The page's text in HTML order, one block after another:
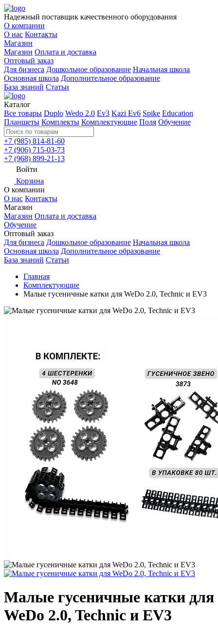
Надежный поставщик качественного оборудования
О компании
О нас Контакты
Магазин
Магазин Оплата и доставка
Оптовый заказ
Для бизнеса Дошкольное образование Начальная школа
Основная школа Дополнительное образование
База знаний Статьи
Каталог
Все товары Duplo Wedo 2.0 Ev3 Kazi Ev6 Spike Education
Планшеты Комплекты Комплектующие Поля Обучение
+7 (985) 814-81-60
+7 (906) 715-03-73
+7 (968) 899-21-13
Войти
Корзина
О компании
О нас Контакты
Магазин
Магазин Оплата и доставка
Обучение
Оптовый заказ
Для бизнеса Дошкольное образование Начальная школа
Основная школа Дополнительное образование
База знаний Статьи
Главная
Комплектующие
Малые гусеничные катки для WeDo 2.0, Technic и EV3
Малые гусеничные катки для
WeDo 2.0, Technic и EV3